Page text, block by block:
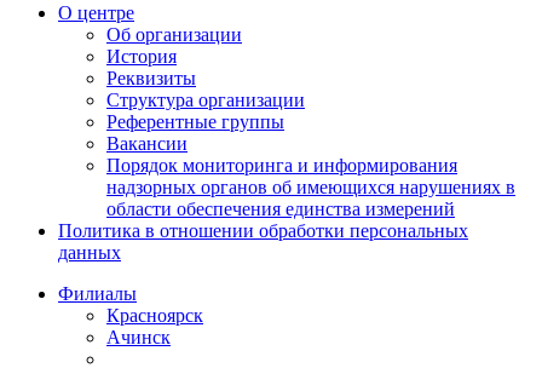
О центре
Об организации
История
Реквизиты
Структура организации
Референтные группы
Вакансии
Порядок мониторинга и информирования
надзорных органов об имеющихся нарушениях в
области обеспечения единства измерений
Политика в отношении обработки персональных
данных
Филиалы
Красноярск
Ачинск